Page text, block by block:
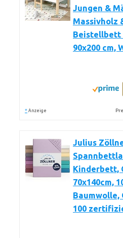
Jungen &
Massivholz
Beistellbett
90x200 cm,
* Anzeige
Julius
Kinderbett,
70x140cm,
Baumwolle,
100